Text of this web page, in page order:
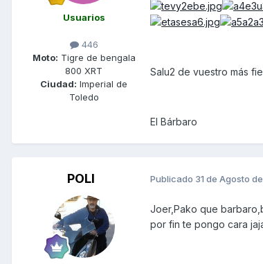
Usuarios
446
Moto: Tigre de bengala
800 XRT
Ciudad: Imperial de
Toledo
Salu2 de vuestro más
El Bárbaro
POLI Publicado 31 de Agosto
Joer,Pako que
por fin te pongo cara